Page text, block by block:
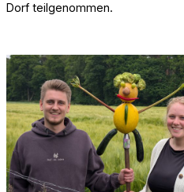
Dorf teilgenommen.